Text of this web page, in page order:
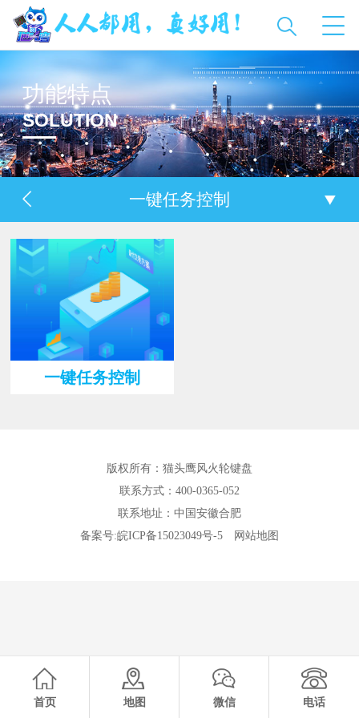
功能特点
SOLUTION
一键任务控制
一键任务控制
版权所有：猫头鹰风火轮键盘
联系方式：400-0365-052
联系地址：中国安徽合肥
备案号:皖ICP备15023049号-5 网站地图
首页 地图 微信 电话